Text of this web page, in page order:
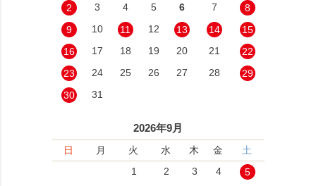
2
3 4 5 6 7
8
9
10 11 12 13 14
15
16
17 18 19 20 21
22
23
24 25 26 27 28
29
30
31
2026年9月
日 月 火 水 木 金
土
1
2 3 4
5